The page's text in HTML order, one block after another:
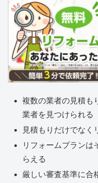
複数の業者の見積も
業者を見つけられる
見積もりだけでなく
リフォームプランは
らえる
厳しい審査基準に合